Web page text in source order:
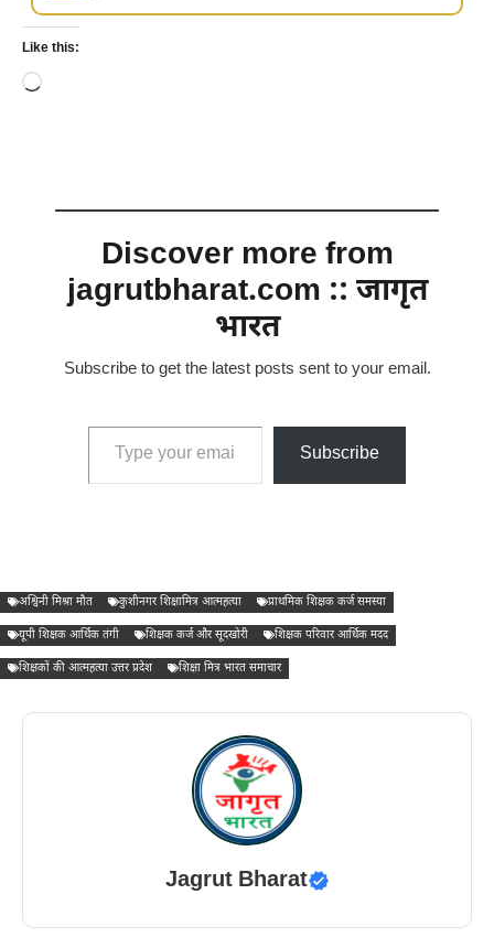
Like this:
Loading…
Discover more from
jagrutbharat.com :: जागृत
भारत
Subscribe to get the latest posts sent to your email.
Type your email…
Subscribe
अश्विनी मिश्रा मौत कुशीनगर शिक्षामित्र आत्महत्या प्राथमिक शिक्षक कर्ज समस्या
यूपी शिक्षक आर्थिक तंगी शिक्षक कर्ज और सूदखोरी शिक्षक परिवार आर्थिक मदद
शिक्षकों की आत्महत्या उत्तर प्रदेश शिक्षा मित्र भारत समाचार
Jagrut Bharat